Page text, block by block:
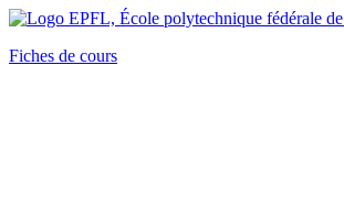
Fiches de cours